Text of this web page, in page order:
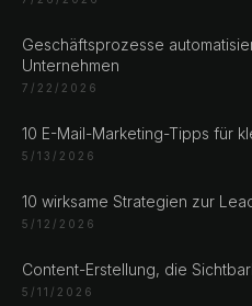
Geschäftsprozesse
Unternehmen
7/22/2026
10 E-Mail-Marketing-Tipps für
5/13/2026
10 wirksame Strategien zur
5/12/2026
Content-Erstellung, die
5/11/2026